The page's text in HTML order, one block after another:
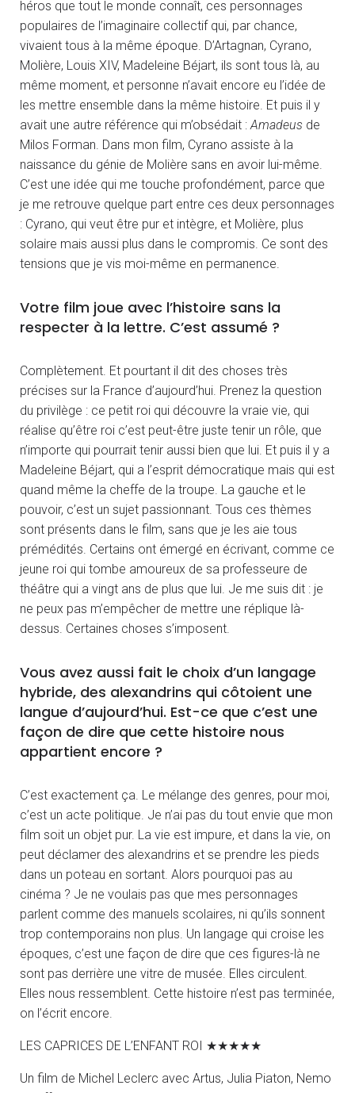
héros que tout le monde connaît, ces personnages
populaires de l’imaginaire collectif qui, par chance,
vivaient tous à la même époque. D’Artagnan, Cyrano,
Molière, Louis XIV, Madeleine Béjart, ils sont tous là, au
même moment, et personne n’avait encore eu l’idée de
les mettre ensemble dans la même histoire. Et puis il y
avait une autre référence qui m’obsédait :Amadeus de
Milos Forman. Dans mon film, Cyrano assiste à la
naissance du génie de Molière sans en avoir lui-même.
C’est une idée qui me touche profondément, parce que
je me retrouve quelque part entre ces deux personnages
: Cyrano, qui veut être pur et intègre, et Molière, plus
solaire mais aussi plus dans le compromis. Ce sont des
tensions que je vis moi-même en permanence.
Votre film joue avec l’histoire sans la
respecter à la lettre. C’est assumé ?
Complètement. Et pourtant il dit des choses très
précises sur la France d’aujourd’hui. Prenez la question
du privilège : ce petit roi qui découvre la vraie vie, qui
réalise qu’être roi c’est peut-être juste tenir un rôle, que
n’importe qui pourrait tenir aussi bien que lui. Et puis il y a
Madeleine Béjart, qui a l’esprit démocratique mais qui est
quand même la cheffe de la troupe. La gauche et le
pouvoir, c’est un sujet passionnant. Tous ces thèmes
sont présents dans le film, sans que je les aie tous
prémédités. Certains ont émergé en écrivant, comme ce
jeune roi qui tombe amoureux de sa professeure de
théâtre qui a vingt ans de plus que lui. Je me suis dit : je
ne peux pas m’empêcher de mettre une réplique là-
dessus. Certaines choses s’imposent.
Vous avez aussi fait le choix d’un langage
hybride, des alexandrins qui côtoient une
langue d’aujourd’hui. Est-ce que c’est une
façon de dire que cette histoire nous
appartient encore ?
C’est exactement ça. Le mélange des genres, pour moi,
c’est un acte politique. Je n’ai pas du tout envie que mon
film soit un objet pur. La vie est impure, et dans la vie, on
peut déclamer des alexandrins et se prendre les pieds
dans un poteau en sortant. Alors pourquoi pas au
cinéma ? Je ne voulais pas que mes personnages
parlent comme des manuels scolaires, ni qu’ils sonnent
trop contemporains non plus. Un langage qui croise les
époques, c’est une façon de dire que ces figures-là ne
sont pas derrière une vitre de musée. Elles circulent.
Elles nous ressemblent. Cette histoire n’est pas terminée,
on l’écrit encore.
LES CAPRICES DE L’ENFANT ROI ★★★★★
Un film de Michel Leclerc avec Artus, Julia Piaton, Nemo